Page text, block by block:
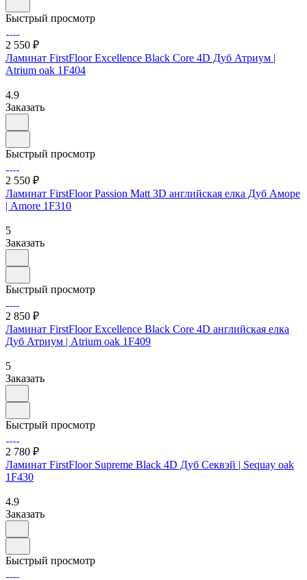
Быстрый просмотр
2 550 ₽
Ламинат FirstFloor Excellence Black Core 4D Дуб Атриум |
Atrium oak 1F404
4.9
Заказать
Быстрый просмотр
2 550 ₽
Ламинат FirstFloor Passion Matt 3D английская елка Дуб Аморе
| Amore 1F310
5
Заказать
Быстрый просмотр
2 850 ₽
Ламинат FirstFloor Excellence Black Core 4D английская елка
Дуб Атриум | Atrium oak 1F409
5
Заказать
Быстрый просмотр
2 780 ₽
Ламинат FirstFloor Supreme Black 4D Дуб Секвэй | Sequay oak
1F430
4.9
Заказать
Быстрый просмотр